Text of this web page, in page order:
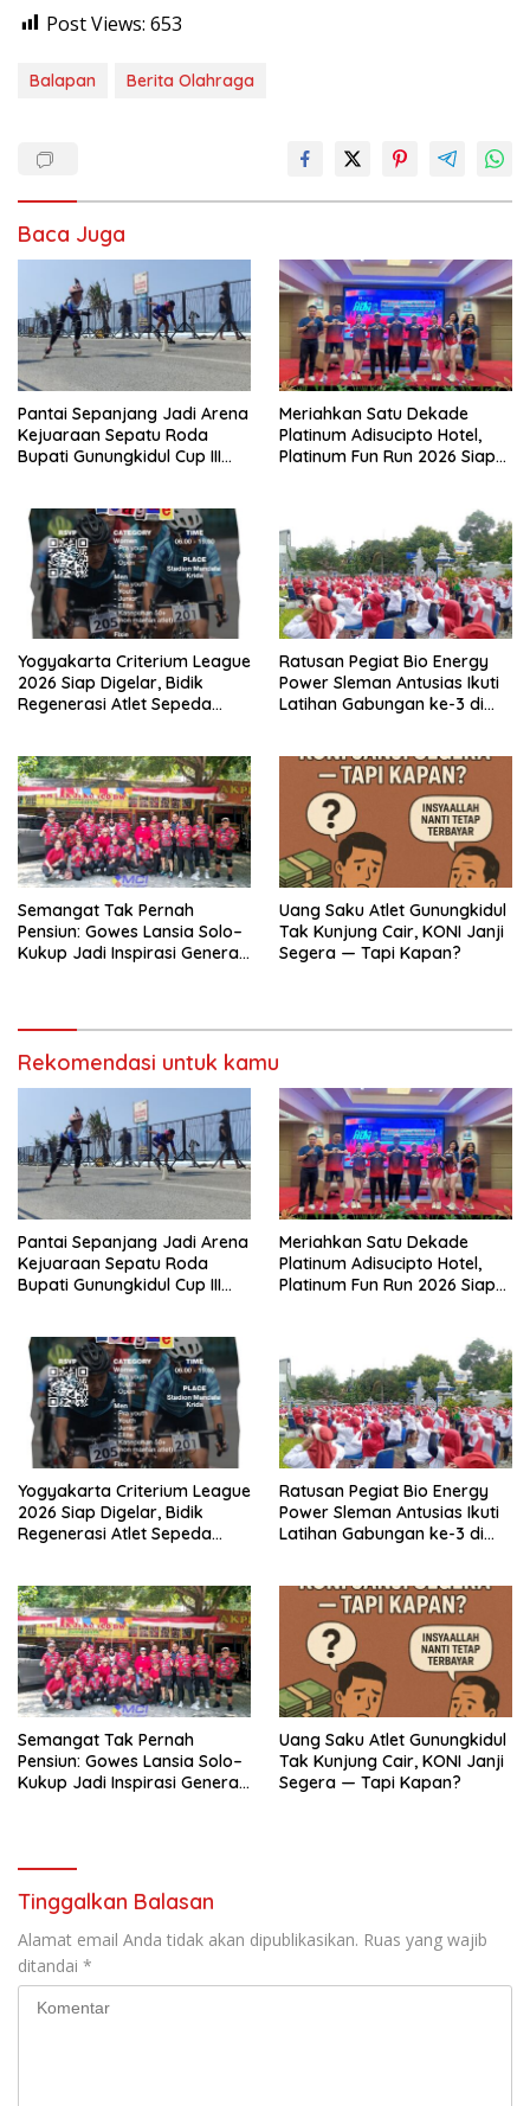
Post Views: 653
Balapan Berita Olahraga
Baca Juga
Pantai Sepanjang Jadi Arena
Kejuaraan Sepatu Roda
Bupati Gunungkidul Cup III
Tourism
Meriahkan Satu Dekade
Platinum Adisucipto Hotel,
Platinum Fun Run 2026 Siap
Yogyakarta Criterium League
2026 Siap Digelar, Bidik
Regenerasi Atlet Sepeda
Ratusan Pegiat Bio Energy
Power Sleman Antusias Ikuti
Latihan Gabungan ke-3 di
Semangat Tak Pernah
Pensiun: Gowes Lansia Solo–
Kukup Jadi Inspirasi Generasi
Uang Saku Atlet Gunungkidul
Tak Kunjung Cair, KONI Janji
Segera — Tapi Kapan?
Rekomendasi untuk kamu
Pantai Sepanjang Jadi Arena
Kejuaraan Sepatu Roda
Bupati Gunungkidul Cup III
Tourism
Meriahkan Satu Dekade
Platinum Adisucipto Hotel,
Platinum Fun Run 2026 Siap
Yogyakarta Criterium League
2026 Siap Digelar, Bidik
Regenerasi Atlet Sepeda
Ratusan Pegiat Bio Energy
Power Sleman Antusias Ikuti
Latihan Gabungan ke-3 di
Semangat Tak Pernah
Pensiun: Gowes Lansia Solo–
Kukup Jadi Inspirasi Generasi
Uang Saku Atlet Gunungkidul
Tak Kunjung Cair, KONI Janji
Segera — Tapi Kapan?
Tinggalkan Balasan
Alamat email Anda tidak akan dipublikasikan. Ruas yang wajib
ditandai *